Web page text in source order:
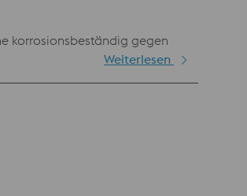
korrosionsbeständig gegen
Weiterlesen